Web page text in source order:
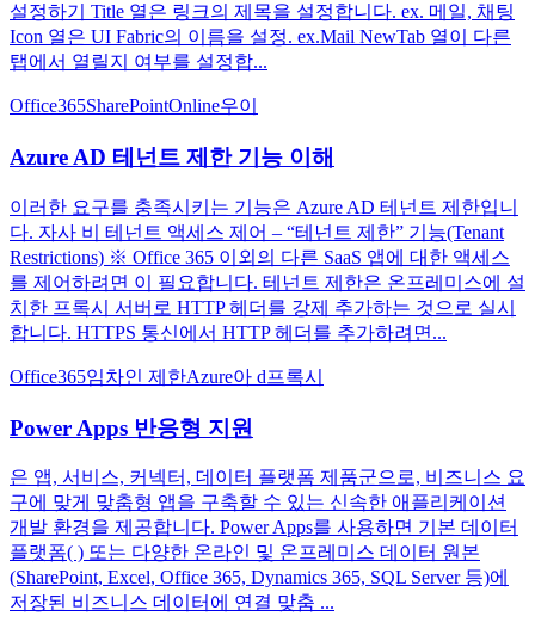
설정하기 Title 열은 링크의 제목을 설정합니다. ex. 메일, 채팅
Icon 열은 UI Fabric의 이름을 설정. ex.Mail NewTab 열이 다른
탭에서 열릴지 여부를 설정합...
Office365SharePointOnline우이
Azure AD 테넌트 제한 기능 이해
이러한 요구를 충족시키는 기능은 Azure AD 테넌트 제한입니
다. 자사 비 테넌트 액세스 제어 – “테넌트 제한” 기능(Tenant
Restrictions) ※ Office 365 이외의 다른 SaaS 앱에 대한 액세스
를 제어하려면 이 필요합니다. 테넌트 제한은 온프레미스에 설
치한 프록시 서버로 HTTP 헤더를 강제 추가하는 것으로 실시
합니다. HTTPS 통신에서 HTTP 헤더를 추가하려면...
Office365임차인 제한Azure아 d프록시
Power Apps 반응형 지원
은 앱, 서비스, 커넥터, 데이터 플랫폼 제품군으로, 비즈니스 요
구에 맞게 맞춤형 앱을 구축할 수 있는 신속한 애플리케이션
개발 환경을 제공합니다. Power Apps를 사용하면 기본 데이터
플랫폼( ) 또는 다양한 온라인 및 온프레미스 데이터 원본
(SharePoint, Excel, Office 365, Dynamics 365, SQL Server 등)에
저장된 비즈니스 데이터에 연결 맞춤 ...